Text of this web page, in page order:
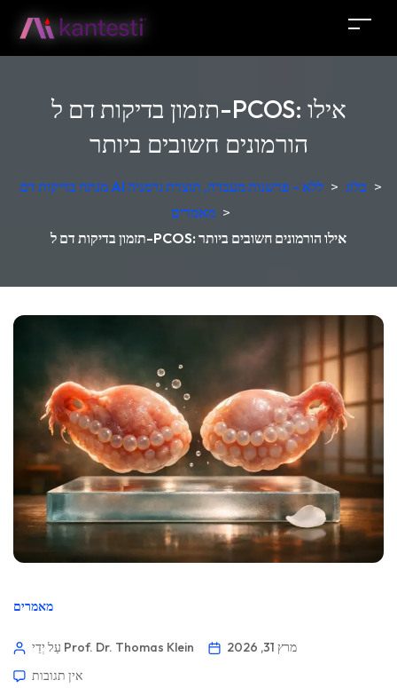
תזמון בדיקות דם ל-PCOS: אילו
הורמונים חשובים ביותר
מנתח בדיקות דם AI ללא - פרשנות מעבדה, תוצרת גרמניה > בלוג >
מאמרים >
תזמון בדיקות דם ל-PCOS: אילו הורמונים חשובים ביותר
מאמרים
עַל יְדֵי Prof. Dr. Thomas Klein
מרץ 31, 2026
אין תגובות